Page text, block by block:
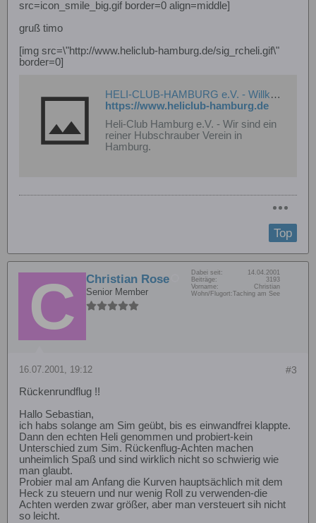
src=icon_smile_big.gif border=0 align=middle]
gruß timo
[img src=\"http://www.heliclub-hamburg.de/sig_rcheli.gif\"
border=0]
HELI-CLUB-HAMBURG e.V. - Willkommen
https://www.heliclub-hamburg.de
Heli-Club Hamburg e.V. - Wir sind ein
reiner Hubschrauber Verein in
Hamburg.
Top
Christian Rose
Senior Member
Dabei seit:
14.04.2001
Beiträge:
3193
Vorname:
Christian
Wohn/Flugort:Taching am See
#3
16.07.2001, 19:12
Rückenrundflug !!
Hallo Sebastian,
ich habs solange am Sim geübt, bis es einwandfrei klappte.
Dann den echten Heli genommen und probiert-kein
Unterschied zum Sim. Rückenflug-Achten machen
unheimlich Spaß und sind wirklich nicht so schwierig wie
man glaubt.
Probier mal am Anfang die Kurven hauptsächlich mit dem
Heck zu steuern und nur wenig Roll zu verwenden-die
Achten werden zwar größer, aber man versteuert sih nicht
so leicht.